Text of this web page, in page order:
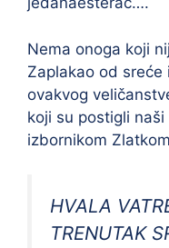
Nema onoga koji
Zaplakao od
ovakvog
koji su postigli
izbornikom
HVALA
TRENUTAK